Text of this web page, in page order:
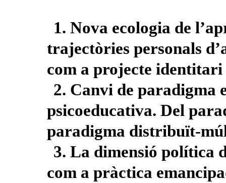
1. Nova ecologia de
trajectòries personals
com a projecte
2. Canvi de paradigma
psicoeducativa. Del
paradigma distribuït-
3. La dimensió política
com a pràctica